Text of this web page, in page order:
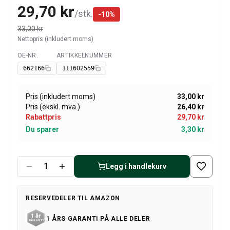
Reservedeler til 1800
1800 Bremsesystem
1800 Drivstoff/Avgassystem
Volvo 1800 Karosseri
1800 Kjølesystem
1800 Motorregulering
1800 Forvogn
1800 Kraftoverføring/Bakaksel
1800 Interiør
Reservedeler til 140/164
140/164 Bremsesystem
140/164 Kjølesystem
140/164 Elsystem
29,70 kr/stk. -10%
33,00 kr
Nettopris (inkludert moms)
Tilgjengelig
OE-NR.
662166
ARTIKKELNUMMER
111602559
Pris (inkludert moms)
33,00 kr
Pris (ekskl. mva.)
26,40 kr
Rabattpris
29,70 kr
Du sparer
3,30 kr
Legg i handlekurv
RESERVEDELER TIL AMAZON
1 ÅRS GARANTI PÅ ALLE DELER